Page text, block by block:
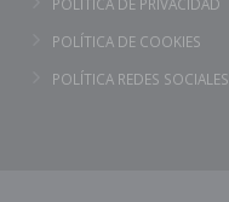
POLÍTICA DE COOKIES
POLÍTICA REDES SOCIALES